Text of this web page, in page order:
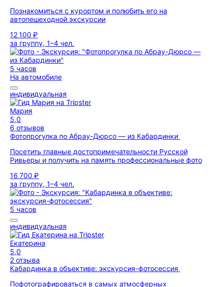
Познакомиться с курортом и полюбить его на
автопешеходной экскурсии
12 100 ₽
за группу, 1–4 чел.
5 часов
На автомобиле
индивидуальная
Мария
5,0
6 отзывов
Фотопрогулка по Абрау-Дюрсо — из Кабардинки
Посетить главные достопримечательности Русской
Ривьеры и получить на память профессиональные фото
16 700 ₽
за группу, 1–4 чел.
5 часов
индивидуальная
Екатерина
5,0
2 отзыва
Кабардинка в объективе: экскурсия-фотосессия
Пофотографироваться в самых атмосферных